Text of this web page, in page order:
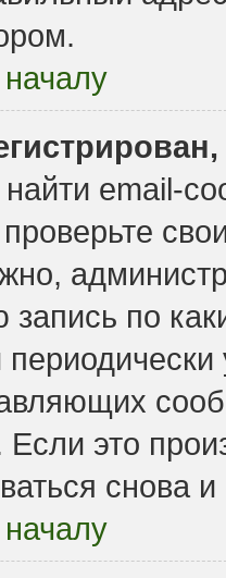
email-
запись по
это
снова